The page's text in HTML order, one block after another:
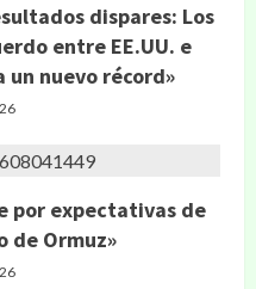
dispares: Los
entre EE.UU. e
un nuevo récord»
por expectativas de
de Ormuz»